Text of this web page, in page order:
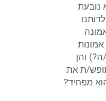
נובעת
והן
תופש/ת את
מפחיד?